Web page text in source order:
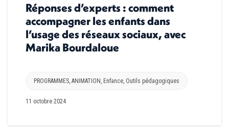
Réponses d’experts : comment
accompagner les enfants dans
l’usage des réseaux sociaux, avec
Marika Bourdaloue
PROGRAMMES, ANIMATION , Enfance, Outils pédagogiques
11 octobre 2024